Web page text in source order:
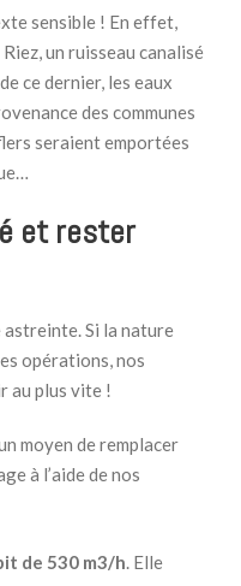
sensible ! En effet,
un ruisseau canalisé
ce dernier, les eaux
des communes
seraient emportées
et rester
astreinte. Si la nature
opérations, nos
au plus vite !
moyen de remplacer
à l’aide de nos
de 530 m3/h. Elle